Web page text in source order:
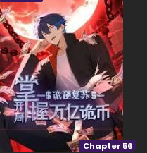
Chapter 56